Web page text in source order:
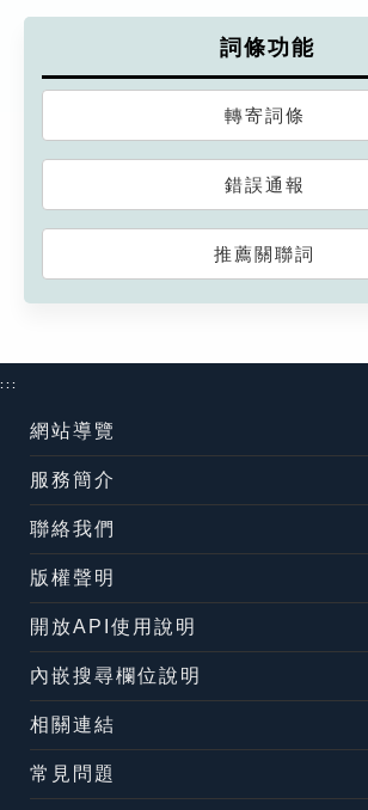
詞條功能
轉寄詞條
錯誤通報
推薦關聯詞
:::
網站導覽
服務簡介
聯絡我們
版權聲明
開放API使用說明
內嵌搜尋欄位說明
相關連結
常見問題